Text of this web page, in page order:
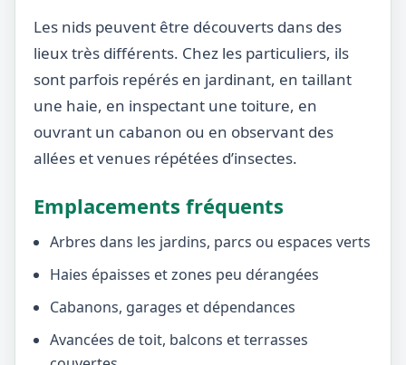
Les nids peuvent être découverts dans des
lieux très différents. Chez les particuliers, ils
sont parfois repérés en jardinant, en taillant
une haie, en inspectant une toiture, en
ouvrant un cabanon ou en observant des
allées et venues répétées d’insectes.
Emplacements fréquents
Arbres dans les jardins, parcs ou espaces verts
Haies épaisses et zones peu dérangées
Cabanons, garages et dépendances
Avancées de toit, balcons et terrasses